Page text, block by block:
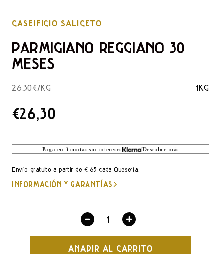
CASEIFICIO SALICETO
PARMIGIANO REGGIANO 30
MESES
26,30€/KG 1KG
PRECIO
LISTA
€26,30
Paga en 3 cuotas sin intereses Descubre más
Envío gratuito a partir de € 65 cada Quesería.
INFORMACIÓN Y GARANTÍAS
Disminuir
cantidad
por
Aumentar
cantidad
por
AÑADIR AL CARRITO